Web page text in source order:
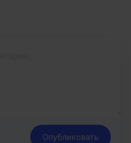
Опубликовать